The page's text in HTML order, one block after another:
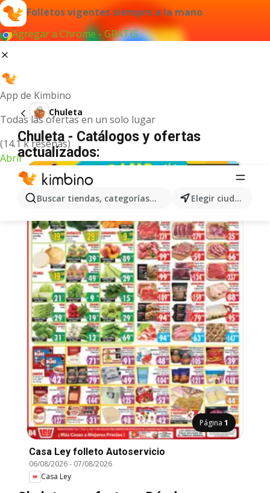
Folletos vigentes siempre a la mano
Agregar a Chrome - GRATIS
App de Kimbino
Todas las ofertas en un solo lugar
(14.1 k reseñas)
Abrir
Buscar tiendas, categorías, productos... Elegir ciudad
Chuleta
Chuleta - Catálogos y ofertas
actualizados:
Página 1
Casa Ley folleto Autoservicio
06/08/2026- 07/08/2026
Casa Ley